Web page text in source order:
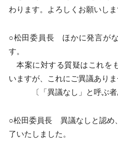
わります。よろしくお願いしま
○松田委員長 ほかに発言が
す。
本案に対する質疑はこれを
いますが、これにご異議ありま
〔「異議なし」と呼ぶ者
○松田委員長 異議なしと認め
了いたしました。